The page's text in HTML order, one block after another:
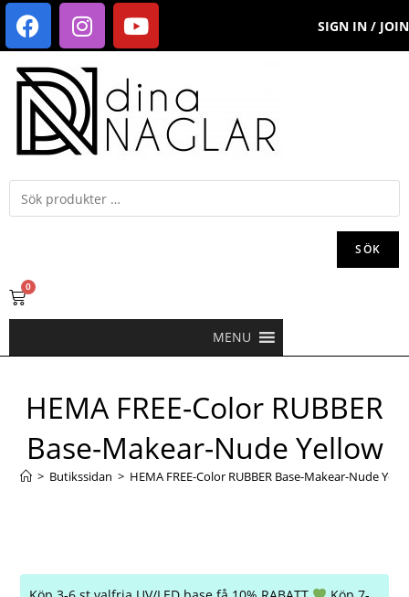
SIGN IN / JOIN
SÖK
0
MENU
HEMA FREE-Color RUBBER
Base-Makear-Nude Yellow
> Butikssidan > HEMA FREE-Color RUBBER Base-Makear-Nude